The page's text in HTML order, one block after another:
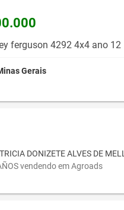
ferguson 4292 4x4 ano 12
Gerais
DONIZETE ALVES DE MELL
vendendo em Agroads